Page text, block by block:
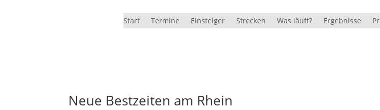
Start Termine Einsteiger Strecken Was läuft? Ergebnisse
Neue Bestzeiten am Rhein